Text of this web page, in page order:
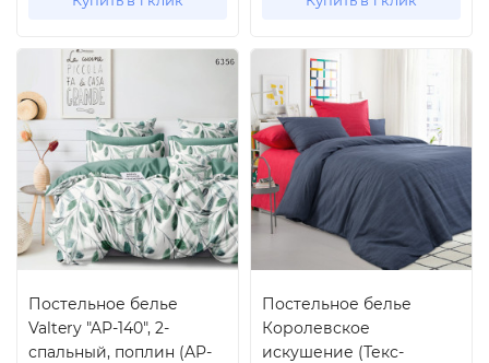
Постельное белье
Valtery "AP-140", 2-
спальный, поплин (AP-
Постельное белье
Королевское
искушение (Текс-